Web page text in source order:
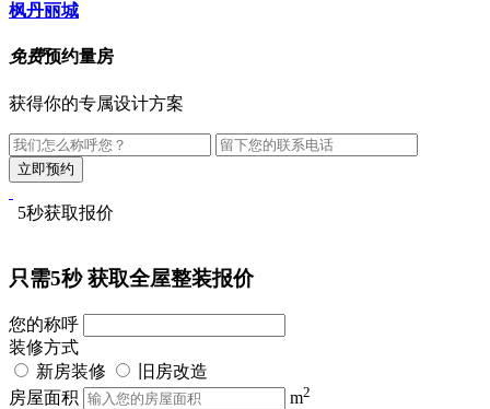
枫丹丽城
免费预约量房
获得你的专属设计方案
5秒获取报价
只需5秒获取全屋整装报价
您的称呼
装修方式
新房装修
旧房改造
房屋面积
m2